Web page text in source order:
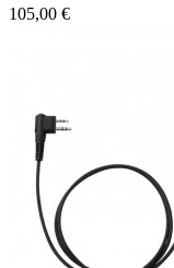
105,00 €